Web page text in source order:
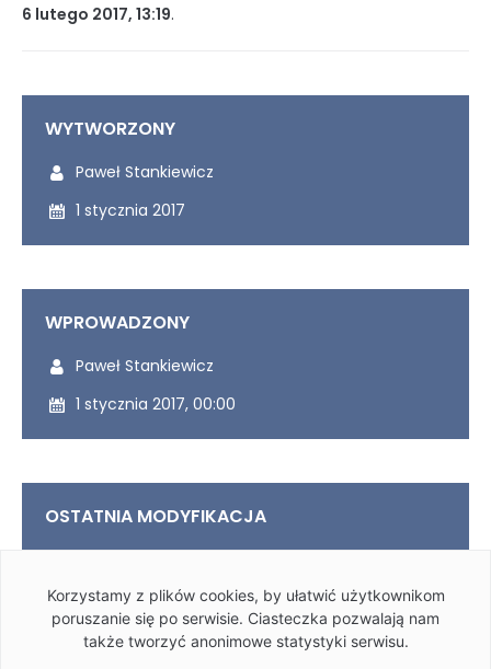
6 lutego 2017, 13:19.
WYTWORZONY
Wytworzony przez:
Paweł Stankiewicz
Wytworzony dnia:
1 stycznia 2017
WPROWADZONY
Udostępniony przez:
Paweł Stankiewicz
Udostępniony dnia:
1 stycznia 2017, 00:00
OSTATNIA MODYFIKACJA
Ostatnio zmodyfikowany dnia:
1 stycznia 2017, 00:00
Korzystamy z plików cookies, by ułatwić użytkownikom
poruszanie się po serwisie. Ciasteczka pozwalają nam
także tworzyć anonimowe statystyki serwisu.